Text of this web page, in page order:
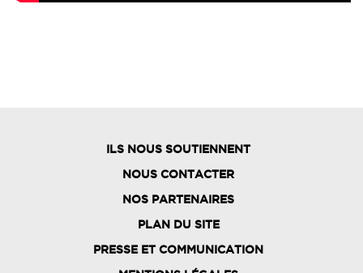
FOOTER
ILS NOUS SOUTIENNENT
NOUS CONTACTER
NOS PARTENAIRES
PLAN DU SITE
PRESSE ET COMMUNICATION